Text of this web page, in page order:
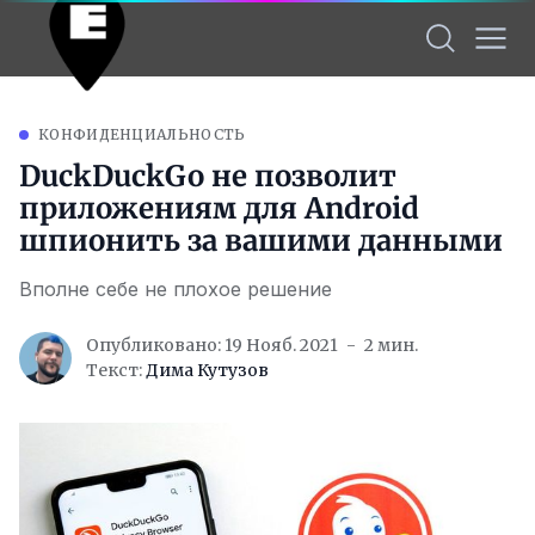
КОНФИДЕНЦИАЛЬНОСТЬ
DuckDuckGo не позволит
приложениям для Android
шпионить за вашими данными
Вполне себе не плохое решение
Опубликовано: 19 Нояб. 2021
2 мин.
Текст:Дима Кутузов